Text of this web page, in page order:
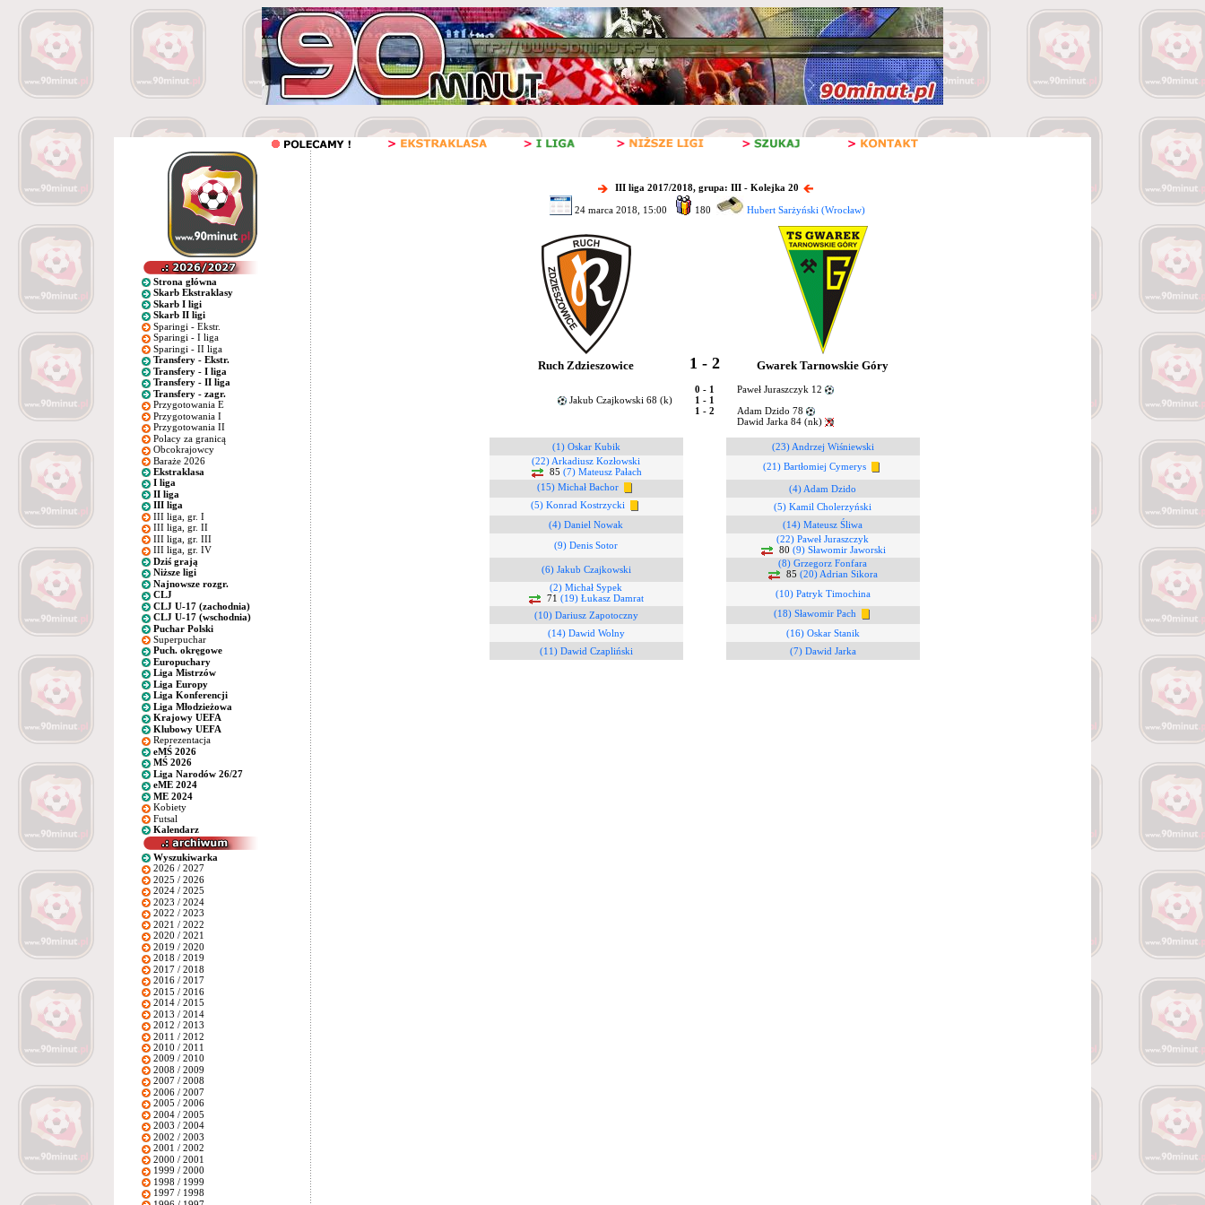
Strona główna
Skarb Ekstraklasy
Skarb I ligi
Skarb II ligi
Sparingi - Ekstr.
Sparingi - I liga
Sparingi - II liga
Transfery - Ekstr.
Transfery - I liga
Transfery - II liga
Transfery - zagr.
Przygotowania E
Przygotowania I
Przygotowania II
Polacy za granicą
Obcokrajowcy
Baraże 2026
Ekstraklasa
I liga
II liga
III liga
III liga, gr. I
III liga, gr. II
III liga, gr. III
III liga, gr. IV
Dziś grają
Niższe ligi
Najnowsze rozgr.
CLJ
CLJ U-17 (zachodnia)
CLJ U-17 (wschodnia)
Puchar Polski
Superpuchar
Puch. okręgowe
Europuchary
Liga Mistrzów
Liga Europy
Liga Konferencji
Liga Młodzieżowa
Krajowy UEFA
Klubowy UEFA
Reprezentacja
eMŚ 2026
MŚ 2026
Liga Narodów 26/27
eME 2024
ME 2024
Kobiety
Futsal
Kalendarz
Wyszukiwarka
2026 / 2027
2025 / 2026
2024 / 2025
2023 / 2024
2022 / 2023
2021 / 2022
2020 / 2021
2019 / 2020
2018 / 2019
2017 / 2018
2016 / 2017
2015 / 2016
2014 / 2015
2013 / 2014
2012 / 2013
2011 / 2012
2010 / 2011
2009 / 2010
2008 / 2009
2007 / 2008
2006 / 2007
2005 / 2006
2004 / 2005
2003 / 2004
2002 / 2003
2001 / 2002
2000 / 2001
1999 / 2000
1998 / 1999
1997 / 1998
III liga 2017/2018, grupa: III - Kolejka 20
24 marca 2018, 15:00 180 Hubert Sarżyński (Wrocław)
Ruch Zdzieszowice 1 - 2 Gwarek Tarnowskie Góry
0 - 1
Paweł Juraszczyk 12
Jakub Czajkowski 68 (k)
1 - 1
1 - 2
Adam Dzido 78
Dawid Jarka 84 (nk)
(1) Oskar Kubik
(23) Andrzej Wiśniewski
(22) Arkadiusz Kozłowski
85 (7) Mateusz Pałach
(21) Bartłomiej Cymerys
(15) Michał Bachor
(4) Adam Dzido
(5) Konrad Kostrzycki
(5) Kamil Cholerzyński
(4) Daniel Nowak
(14) Mateusz Śliwa
(9) Denis Sotor
(22) Paweł Juraszczyk
80 (9) Sławomir Jaworski
(6) Jakub Czajkowski
(8) Grzegorz Fonfara
85 (20) Adrian Sikora
(2) Michał Sypek
71 (19) Łukasz Damrat
(10) Patryk Timochina
(10) Dariusz Zapotoczny
(18) Sławomir Pach
(14) Dawid Wolny
(16) Oskar Stanik
(11) Dawid Czapliński
(7) Dawid Jarka